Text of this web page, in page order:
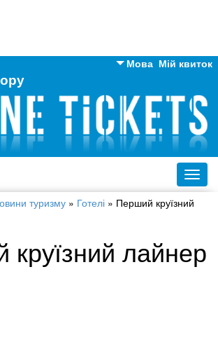
Мій квиток
Мова
Англійська
Російська
Українська
туризму » Готелі » Перший круїзний
лайнер